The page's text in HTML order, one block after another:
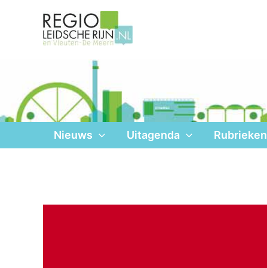
Nieuws Uitagenda Rubrieken